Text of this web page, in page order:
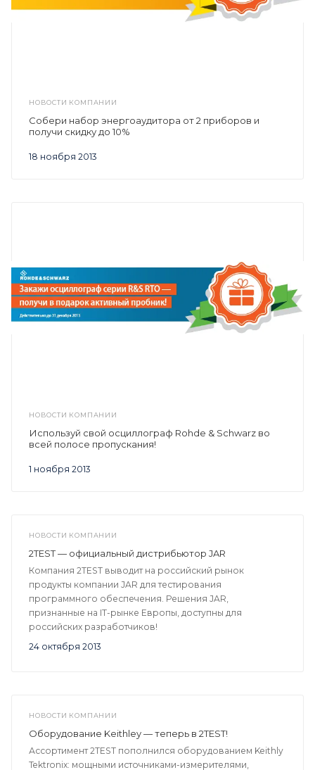
НОВОСТИ КОМПАНИИ
18 ноября 2013
Собери набор энергоаудитора от 2 приборов и
получи скидку до 10%
НОВОСТИ КОМПАНИИ
1 ноября 2013
Используй свой осциллограф Rohde & Schwarz во
всей полосе пропускания!
НОВОСТИ КОМПАНИИ
24 октября 2013
2TEST — официальный дистрибьютор JAR
Компания 2TEST выводит на российский рынок
продукты компании JAR для тестирования
программного обеспечения. Решения JAR,
признанные на IT-рынке Европы, доступны для
российских разработчиков!
НОВОСТИ КОМПАНИИ
Оборудование Keithley — теперь в 2TEST!
Ассортимент 2TEST пополнился оборудованием Keithly
Tektronix: мощными источниками-измерителями,